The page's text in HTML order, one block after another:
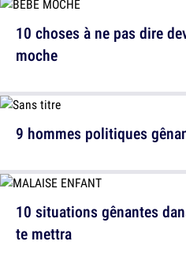
9 hommes politiques
10 choses à ne pas dire
moche
10 situations gênantes
te mettra